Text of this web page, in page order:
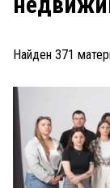
НОВОСТИ
Найден 371